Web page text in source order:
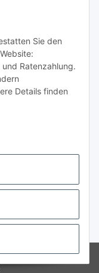
Sie den
Ratenzahlung.
Details finden